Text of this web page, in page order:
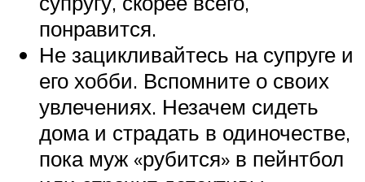
понравится.
Не зацикливайтесь на супруге и
его хобби. Вспомните о своих
увлечениях. Незачем сидеть
дома и страдать в одиночестве,
пока муж «рубится» в пейнтбол